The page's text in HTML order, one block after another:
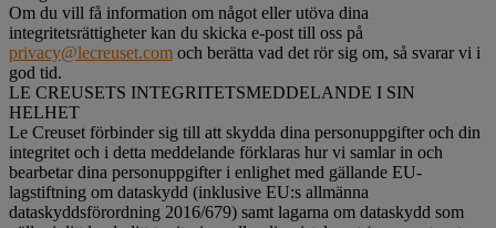
Om du vill få information om något eller utöva dina
integritetsrättigheter kan du skicka e-post till oss på
privacy@lecreuset.com och berätta vad det rör sig om, så svarar vi i
god tid.
LE CREUSETS INTEGRITETSMEDDELANDE I SIN
HELHET
Le Creuset förbinder sig till att skydda dina personuppgifter och din
integritet och i detta meddelande förklaras hur vi samlar in och
bearbetar dina personuppgifter i enlighet med gällande EU-
lagstiftning om dataskydd (inklusive EU:s allmänna
dataskyddsförordning 2016/679) samt lagarna om dataskydd som